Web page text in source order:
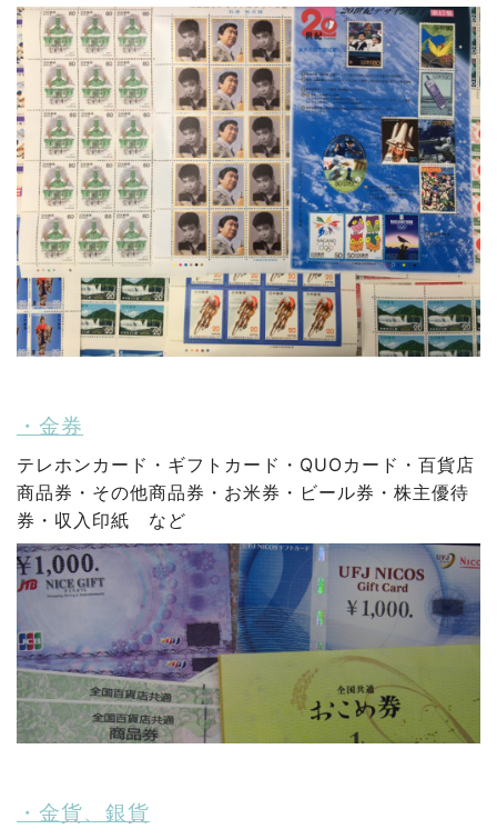
・金券
テレホンカード・ギフトカード・QUOカード・百貨店
商品券・その他商品券・お米券・ビール券・株主優待
券・収入印紙 など
・金貨、銀貨